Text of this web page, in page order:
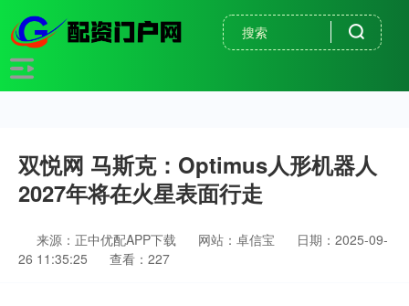
双悦网 马斯克：Optimus人形机器人
2027年将在火星表面行走
来源：正中优配APP下载 网站：卓信宝
日期：2025-09-
26 11:35:25
查看：227